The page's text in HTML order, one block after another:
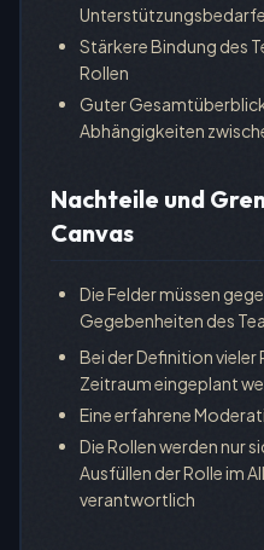
Stärkere Bindung des
Rollen
Guter
Abhängigkeiten
Nachteile und
Canvas
Die Felder müssen
Gegebenheiten des
Bei der Definition vieler
Zeitraum eingeplant
Eine erfahrene
Die Rollen werden nur
Ausfüllen der Rolle im
verantwortlich